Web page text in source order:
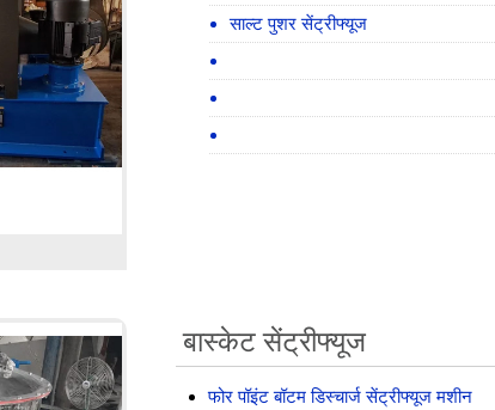
साल्ट पुशर सेंट्रीफ्यूज
बास्केट सेंट्रीफ्यूज
फोर पॉइंट बॉटम डिस्चार्ज सेंट्रीफ्यूज मशीन